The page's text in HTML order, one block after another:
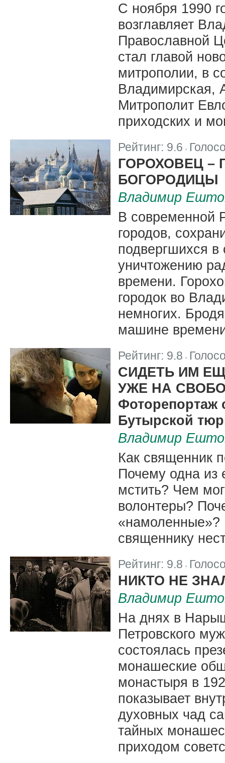
С ноября 1990
возглавляет
Православной
стал главой
митрополии, в
Владимирская,
Митрополит
приходских и
Рейтинг: 9.6
ГОРОХОВЕЦ –
БОГОРОДИЦЫ
Владимир
В современной
городов,
подвергшихся в
уничтожению
времени.
городок во
немногих.
машине
Рейтинг: 9.8
СИДЕТЬ ИМ
УЖЕ НА
Фоторепортаж
Бутырской
Владимир
Как священник
Почему одна из
мстить? Чем
волонтеры?
«намоленные»?
священнику
Рейтинг: 9.8
НИКТО НЕ
Владимир
На днях в
Петровского
состоялась
монашеские
монастыря в
показывает
духовных чад
тайных
приходом